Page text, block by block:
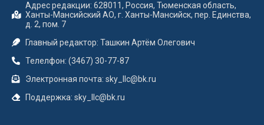
Адрес редакции: 628011, Россия, Тюменская область,
Ханты-Мансийский АО, г. Ханты-Мансийск, пер. Единства,
д. 2, пом. 7
Главный редактор: Ташкин Артём Олегович
Телелфон: (3467) 30-77-87
Электронная почта: sky_llc@bk.ru
Поддержка: sky_llc@bk.ru